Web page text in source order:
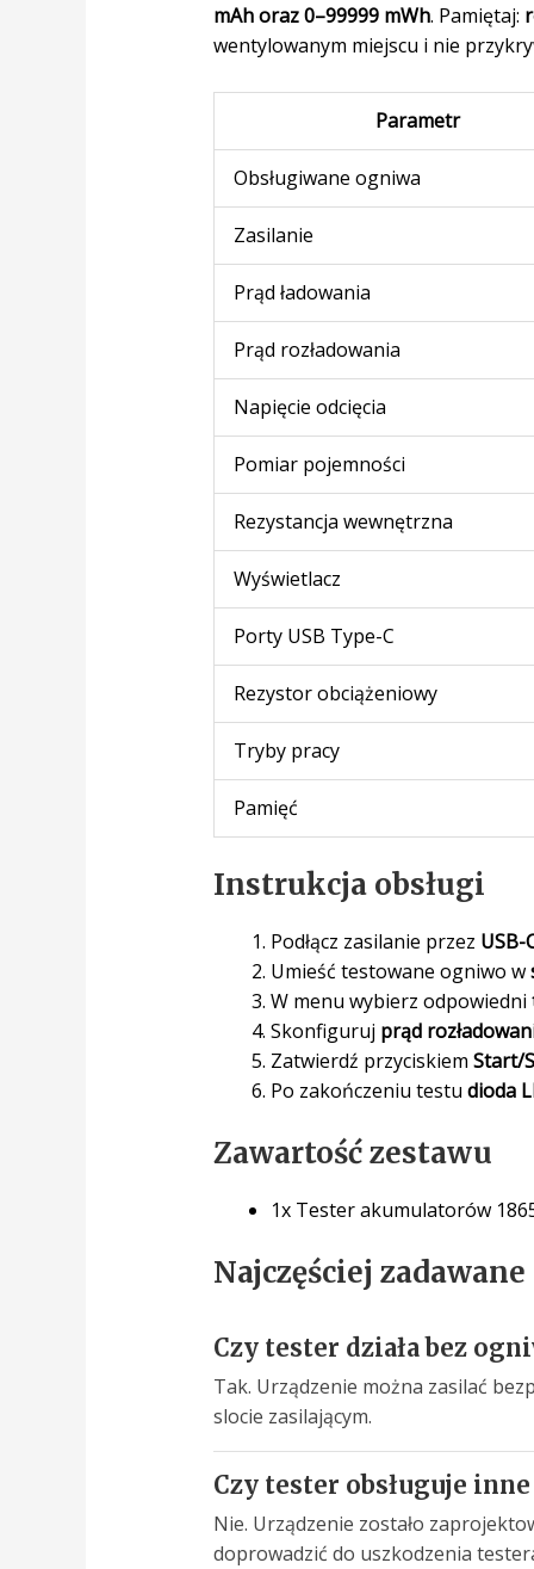
mAh oraz 0–99999 mWh. Pamiętaj:
wentylowanym miejscu i nie
Parametr
Obsługiwane ogniwa
Zasilanie
Prąd ładowania
Prąd rozładowania
Napięcie odcięcia
Pomiar pojemności
Rezystancja wewnętrzna
Wyświetlacz
Porty USB Type-C
Rezystor obciążeniowy
Tryby pracy
Pamięć
Instrukcja obsługi
Podłącz zasilanie przez USB-
Umieść testowane ogniwo w
W menu wybierz odpowiedni
Skonfiguruj prąd
Zatwierdź przyciskiem Start/
Po zakończeniu testu dioda
Zawartość zestawu
1x Tester akumulatorów
Najczęściej
Czy tester działa bez
Tak. Urządzenie można zasilać
slocie zasilającym.
Czy tester obsługuje
Nie. Urządzenie zostało
doprowadzić do uszkodzenia